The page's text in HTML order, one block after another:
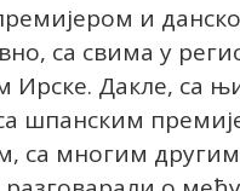
и
са свима у
Ирске. Дакле, са
шпанским
са многим